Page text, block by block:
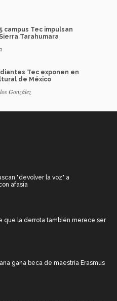
campus Tec impulsan
Tarahumara
Tec exponen en
de México
González
"devolver la voz" a
afasia
que la derrota también merece ser
gana beca de maestría Erasmus